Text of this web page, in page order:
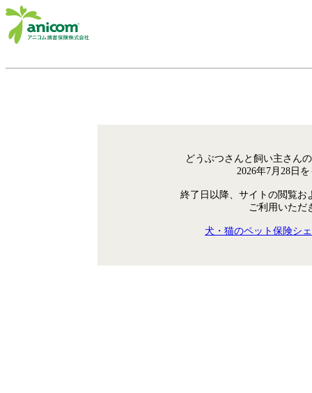
どうぶつさんと飼い主さん
2026年7月28日
終了日以降、サイトの閲覧お
ご利用いただ
犬・猫のペット保険シ